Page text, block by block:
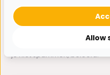
Ontvang de nieuwste
je niet spammen, beloofd.
Allow